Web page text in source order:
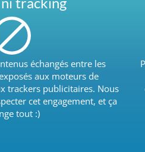
échangés entre les
aux moteurs de
trackers publicitaires. Nous
cet engagement, et ça
tout :)